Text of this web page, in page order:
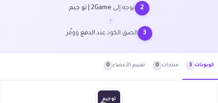
2 توجه إلى 2Game | تو جيم
←
3 الصق الكود عند الدفع ووفّر
كوبونات 3 منتجات 0 تقييم الأعضاء 0